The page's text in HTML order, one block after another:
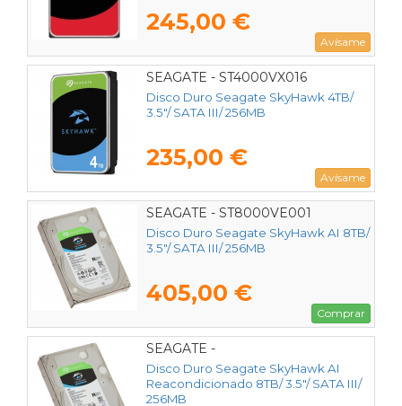
245,00 €
Avísame
SEAGATE - ST4000VX016
Disco Duro Seagate SkyHawk 4TB/
3.5"/ SATA III/ 256MB
235,00 €
Avísame
SEAGATE - ST8000VE001
Disco Duro Seagate SkyHawk AI 8TB/
3.5"/ SATA III/ 256MB
405,00 €
Comprar
SEAGATE -
Disco Duro Seagate SkyHawk AI
Reacondicionado 8TB/ 3.5"/ SATA III/
256MB